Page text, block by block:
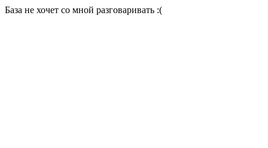
База не хочет со мной разговаривать :(